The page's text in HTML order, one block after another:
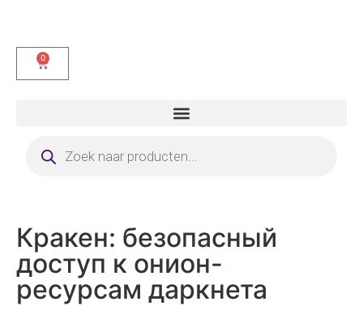
0
Кракен: безопасный
доступ к онион-
ресурсам даркнета